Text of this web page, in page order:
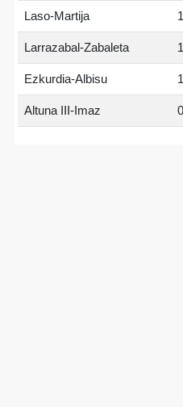
Laso-Martija 1
Larrazabal-Zabaleta 1
Ezkurdia-Albisu 1
Altuna III-Imaz 0